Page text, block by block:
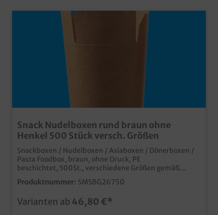
Snack Nudelboxen rund braun ohne
Henkel 500 Stück versch. Größen
Snackboxen / Nudelboxen / Asiaboxen / Dönerboxen /
Pasta Foodbox, braun, ohne Druck, PE
beschichtet, 500St., verschiedene Größen gemäß
Auswahl (16oz/ca. 500ml; 26oz/ca. 750ml) Heben Sie
Ihren Lieferdienst oder Ihr Essen zum Mitnehmen von
aus Hartpapier Runder Boden, eckiger Falt Verschluss
Produktnummer: SMSBG26750
Varianten ab 46,80 €*